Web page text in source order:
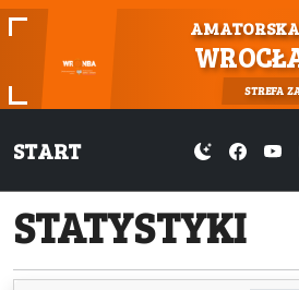
STREFA
START
STATYSTYKI